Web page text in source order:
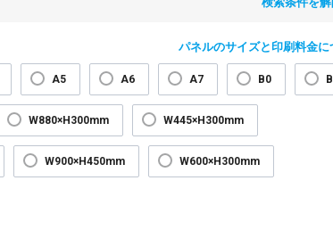
パネルのサイズと印刷料金に
A5 A6 A7 B0
W880×H300mm W445×H300mm
W900×H450mm W600×H300mm